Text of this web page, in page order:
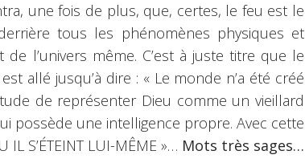
une fois de plus, que, certes, le feu est le
tous les phénomènes physiques et
l’univers même. C’est à juste titre que le
allé jusqu’à dire : « Le monde n’a été créé
de représenter Dieu comme un vieillard
possède une intelligence propre. Avec cette
IL S’ÉTEINT LUI-MÊME »… Mots très sages…